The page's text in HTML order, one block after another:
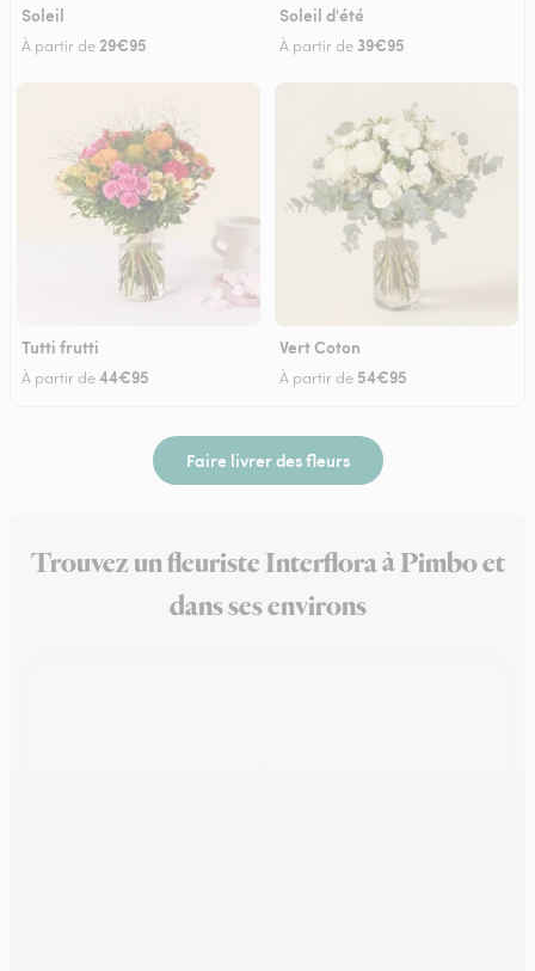
Soleil
À partir de29€95
Soleil d'été
À partir de 39€95
Tutti frutti
À partir de44€95
Vert Coton
À partir de 54€95
Faire livrer des fleurs
Trouvez un fleuriste Interflora à Pimbo et
dans ses environs